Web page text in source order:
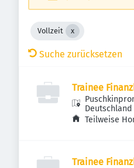
Vollzeit
Suche zurücksetzen
Trainee
Deutschland
Teilweise
Trainee